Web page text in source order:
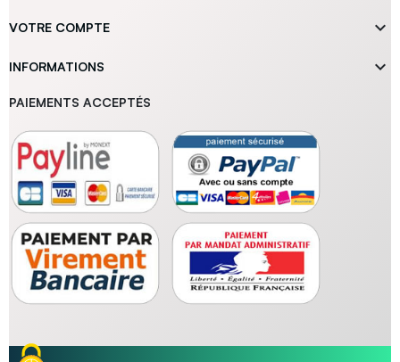
VOTRE COMPTE 
INFORMATIONS 
PAIEMENTS ACCEPTÉS